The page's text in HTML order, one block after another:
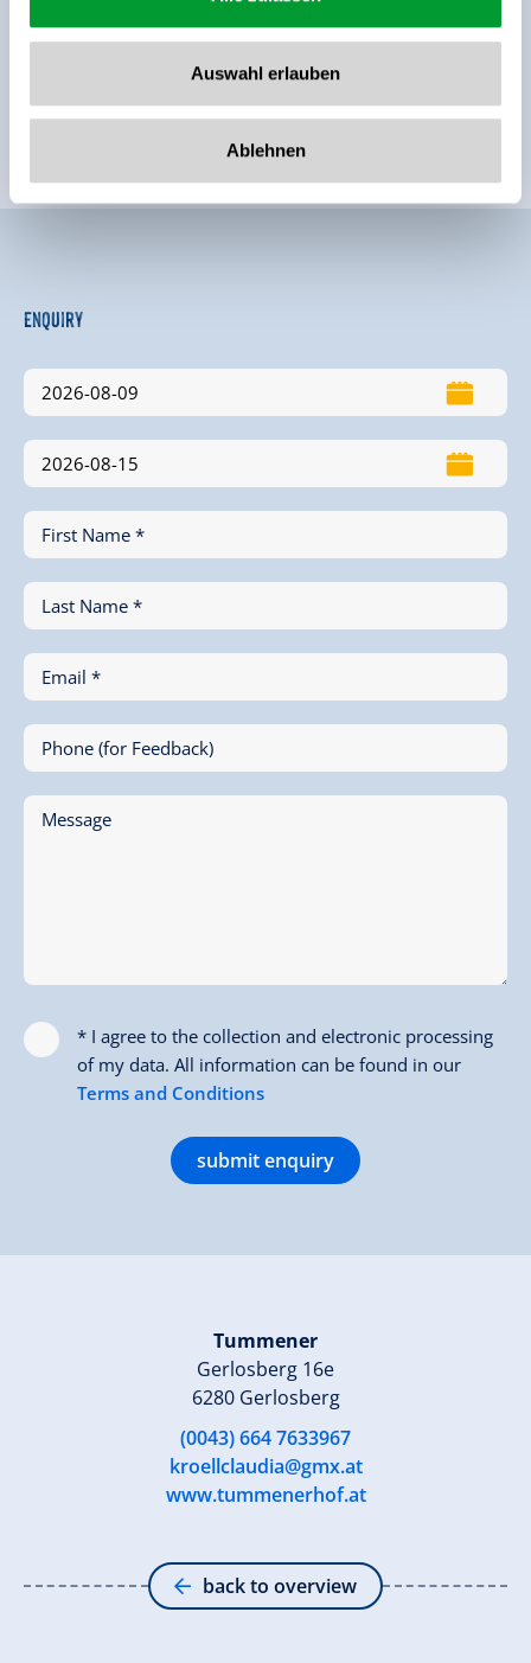
Auswahl erlauben
Ablehnen
Location
right on the ski-bus stop close to forest
hillside location
Enquiry
First Name *
Last Name *
Email *
Phone (for Feedback)
Message
* I agree to the collection and electronic processing
of my data. All information can be found in our
Terms and Conditions
submit enquiry
Tummener
Gerlosberg 16e
6280 Gerlosberg
(0043) 664 7633967
kroellclaudia@gmx.at
www.tummenerhof.at
back to overview